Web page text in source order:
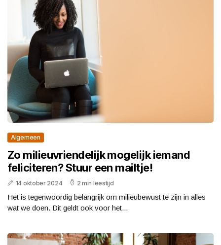
Algemeen
Zo milieuvriendelijk mogelijk iemand
feliciteren? Stuur een mailtje!
14 oktober 2024 2 min leestijd
Het is tegenwoordig belangrijk om milieubewust te zijn in alles
wat we doen. Dit geldt ook voor het...